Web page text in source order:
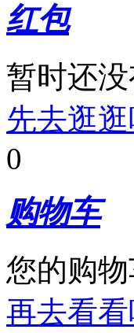
红包
暂时还
先去逛
0
购物车
您的购
再去看